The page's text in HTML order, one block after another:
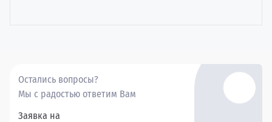
Остались вопросы?
Мы с радостью ответим Вам
Заявка на